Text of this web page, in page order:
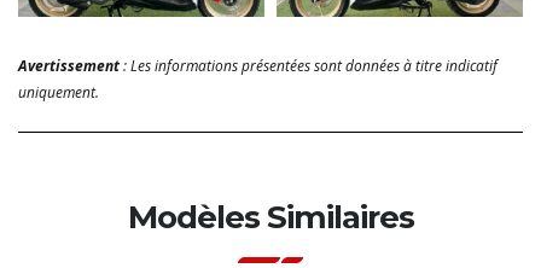
Avertissement: Les informations présentées sont données à titre indicatif
uniquement.
Modèles Similaires